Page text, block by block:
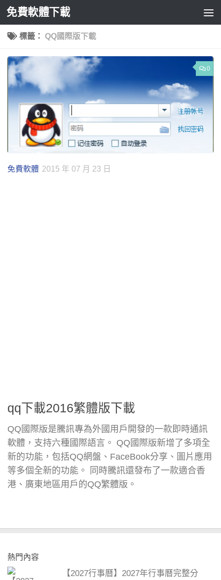
Skip to content
免費軟體下載
標籤： QQ國際版下載
0
免費軟體 2015 年 07 月 23 日
qq下載2016繁體版下載
QQ國際版是騰訊專為外國用戶開發的一款即時通訊
軟體，支持六種國際語言。 QQ國際版新增了多項全
新的功能，包括QQ網盤、FaceBook分享、圖片應用
等多個全新的功能。 同時騰訊還發布了一款適合香
港、廣東地區用戶的QQ繁體版。
熱門內容
【2027行事曆】2027年行事曆完整分